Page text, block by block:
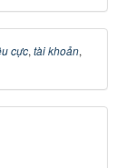
cực, tài khoản,